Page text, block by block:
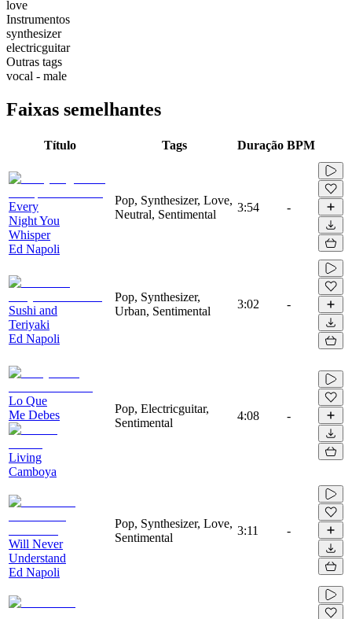
love
Instrumentos
synthesizer
electricguitar
Outras tags
vocal - male
Faixas semelhantes
Título Tags Duração BPM
Every
Night You
Whisper
Ed Napoli
Pop, Synthesizer, Love,
Neutral, Sentimental
3:54 -
Sushi and
Teriyaki
Ed Napoli
Pop, Synthesizer,
Urban, Sentimental
3:02 -
Lo Que
Me Debes
Living
Camboya
Pop, Electricguitar,
Sentimental
4:08 -
Will Never
Understand
Ed Napoli
Pop, Synthesizer, Love,
Sentimental
3:11 -